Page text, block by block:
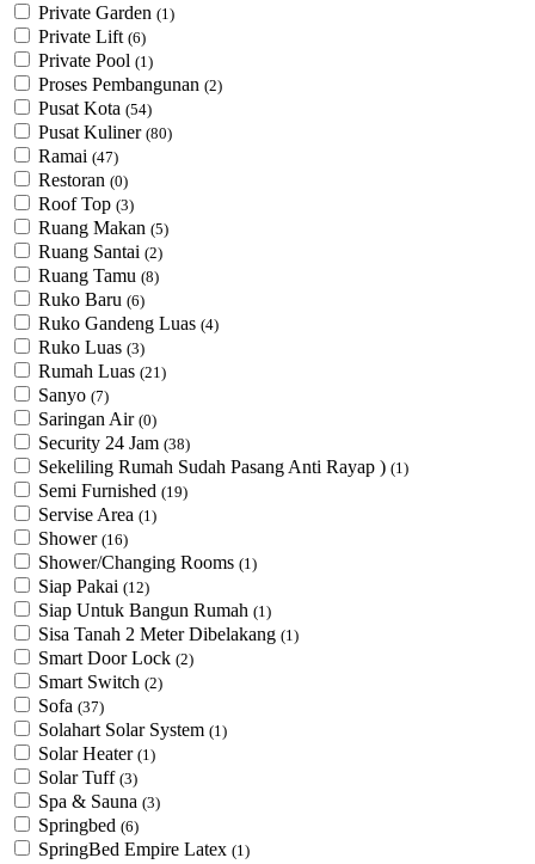
Private Garden (1)
Private Lift (6)
Private Pool (1)
Proses Pembangunan (2)
Pusat Kota (54)
Pusat Kuliner (80)
Ramai (47)
Restoran (0)
Roof Top (3)
Ruang Makan (5)
Ruang Santai (2)
Ruang Tamu (8)
Ruko Baru (6)
Ruko Gandeng Luas (4)
Ruko Luas (3)
Rumah Luas (21)
Sanyo (7)
Saringan Air (0)
Security 24 Jam (38)
Sekeliling Rumah Sudah Pasang Anti Rayap ) (1)
Semi Furnished (19)
Servise Area (1)
Shower (16)
Shower/Changing Rooms (1)
Siap Pakai (12)
Siap Untuk Bangun Rumah (1)
Sisa Tanah 2 Meter Dibelakang (1)
Smart Door Lock (2)
Smart Switch (2)
Sofa (37)
Solahart Solar System (1)
Solar Heater (1)
Solar Tuff (3)
Spa & Sauna (3)
Springbed (6)
SpringBed Empire Latex (1)